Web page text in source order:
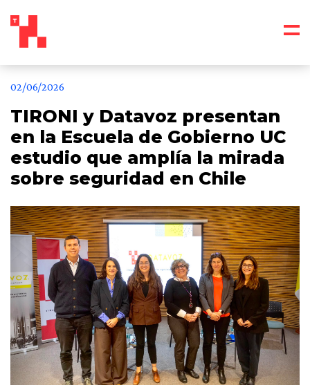
02/06/2026
TIRONI y Datavoz presentan
en la Escuela de Gobierno UC
estudio que amplía la mirada
sobre seguridad en Chile